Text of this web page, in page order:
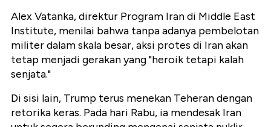
Alex Vatanka, direktur Program Iran di Middle East
Institute, menilai bahwa tanpa adanya pembelotan
militer dalam skala besar, aksi protes di Iran akan
tetap menjadi gerakan yang "heroik tetapi kalah
senjata."
Di sisi lain, Trump terus menekan Teheran dengan
retorika keras. Pada hari Rabu, ia mendesak Iran